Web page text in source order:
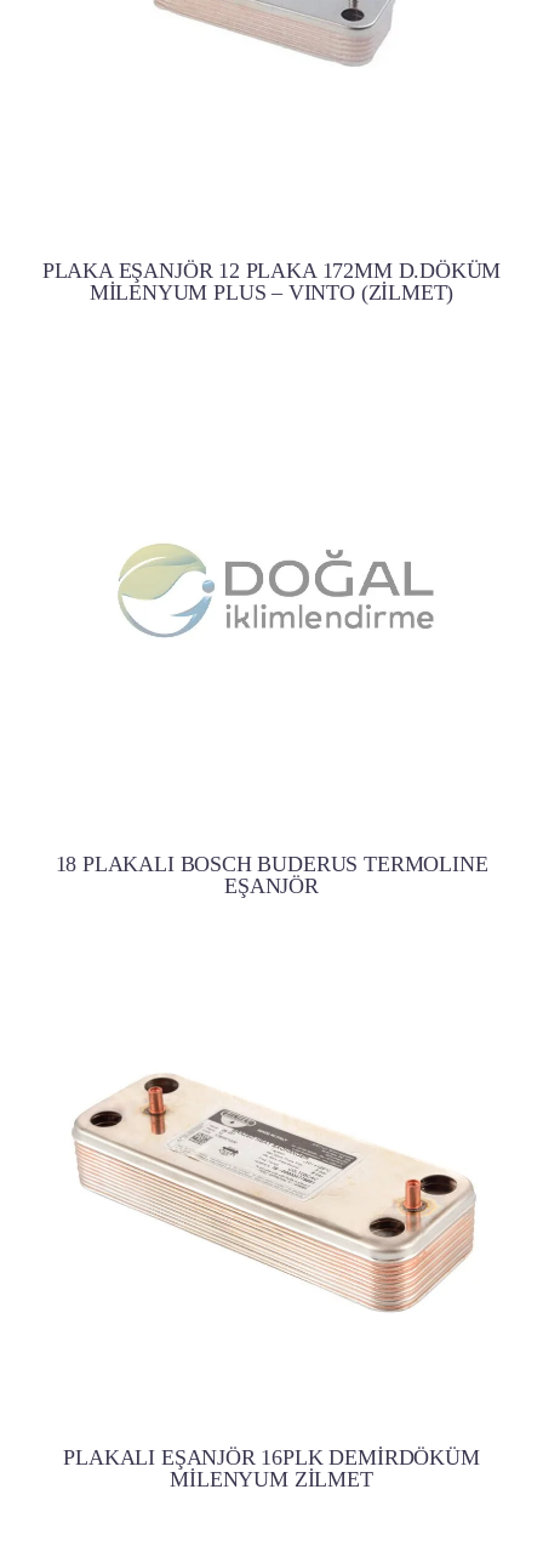
PLAKA EŞANJÖR 12 PLAKA 172MM D.DÖKÜM
MİLENYUM PLUS – VINTO (ZİLMET)
18 PLAKALI BOSCH BUDERUS TERMOLINE
EŞANJÖR
PLAKALI EŞANJÖR 16PLK DEMİRDÖKÜM
MİLENYUM ZİLMET